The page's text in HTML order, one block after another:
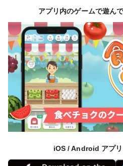
アプリ内のゲームで遊ん
iOS / Android アプ